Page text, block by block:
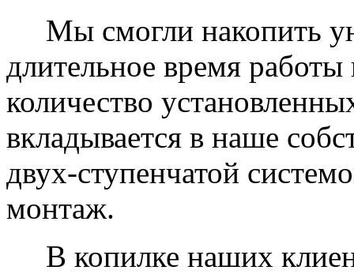
Мы смогли накопить
длительное время
количество
вкладывается в наше
двух-ступенчатой
монтаж.
В копилке наших